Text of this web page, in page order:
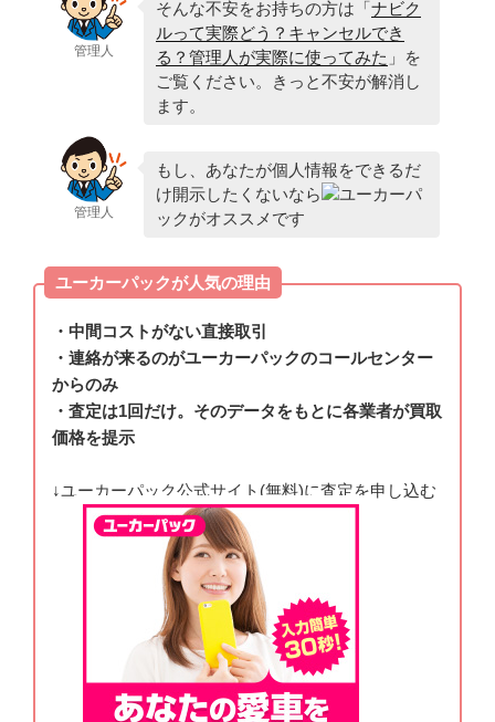
管理人
そんな不安をお持ちの方は「ナビク
ルって実際どう？キャンセルでき
る？管理人が実際に使ってみた 」を
ご覧ください。きっと不安が解消し
ます。
管理人
もし、あなたが個人情報をできるだ
け開示したくないなら
ユーカーパ
ックがオススメです
ユーカーパックが人気の理由
・中間コストがない直接取引
・連絡が来るのがユーカーパックのコールセンター
からのみ
・査定は1回だけ。そのデータをもとに各業者が買取
価格を提示
↓ユーカーパック公式サイト(無料)に査定を申し込む